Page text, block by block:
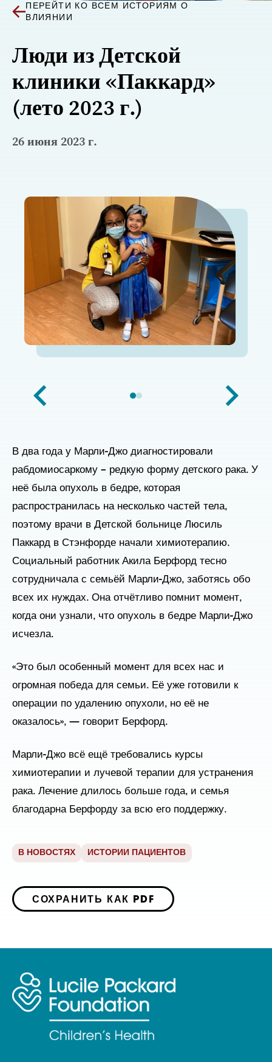
ПЕРЕЙТИ КО ВСЕМ ИСТОРИЯМ О
ВЛИЯНИИ
Люди из Детской
клиники «Паккард»
(лето 2023 г.)
26 июня 2023 г.
В два года у Марли-Джо диагностировали
рабдомиосаркому – редкую форму детского рака. У
неё была опухоль в бедре, которая
распространилась на несколько частей тела,
поэтому врачи в Детской больнице Люсиль
Паккард в Стэнфорде начали химиотерапию.
Социальный работник Акила Берфорд тесно
сотрудничала с семьёй Марли-Джо, заботясь обо
всех их нуждах. Она отчётливо помнит момент,
когда они узнали, что опухоль в бедре Марли-Джо
исчезла.
«Это был особенный момент для всех нас и
огромная победа для семьи. Её уже готовили к
операции по удалению опухоли, но её не
оказалось», — говорит Берфорд.
Марли-Джо всё ещё требовались курсы
химиотерапии и лучевой терапии для устранения
рака. Лечение длилось больше года, и семья
благодарна Берфорду за всю его поддержку.
В НОВОСТЯХ ИСТОРИИ ПАЦИЕНТОВ
СОХРАНИТЬ КАК PDF